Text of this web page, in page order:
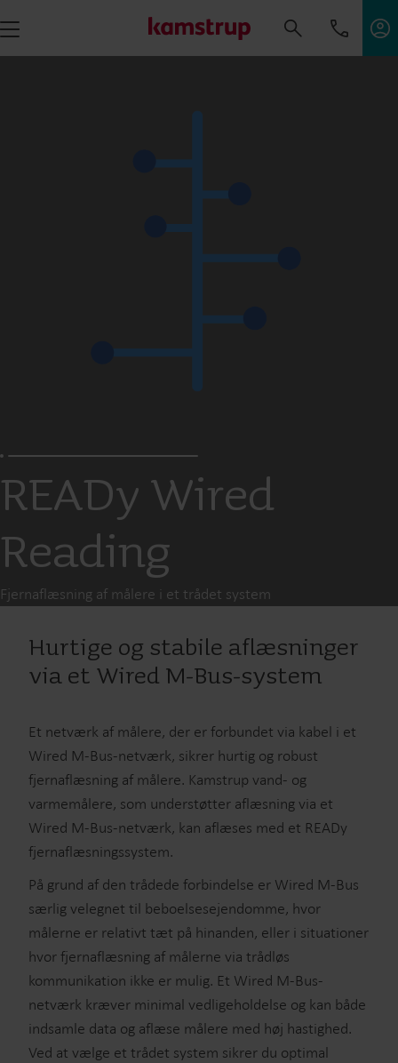
READy Wired
Reading
Fjernaflæsning af målere i et trådet system
Hurtige og stabile aflæsninger
via et Wired M-Bus-system
Et netværk af målere, der er forbundet via kabel i et
Wired M-Bus-netværk, sikrer hurtig og robust
fjernaflæsning af målere. Kamstrup vand- og
varmemålere, som understøtter aflæsning via et
Wired M-Bus-netværk, kan aflæses med et READy
fjernaflæsningssystem.
På grund af den trådede forbindelse er Wired M-Bus
særlig velegnet til beboelsesejendomme, hvor
målerne er relativt tæt på hinanden, eller i situationer
hvor fjernaflæsning af målerne via trådløs
kommunikation ikke er mulig. Et Wired M-Bus-
netværk kræver minimal vedligeholdelse og kan både
indsamle data og aflæse målere med høj hastighed.
Ved at vælge et trådet system sikrer du optimal